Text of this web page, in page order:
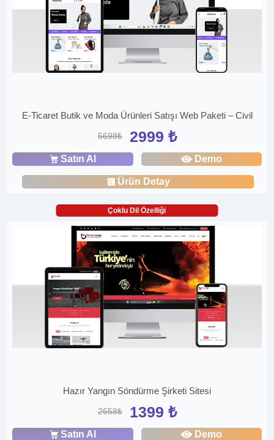
E-Ticaret Butik ve Moda Ürünleri Satışı Web Paketi – Civil
5698₺ 2999 ₺
Satın Al Demo
Ürün Detay
Çoklu Dil Özelliği
Hazır Yangın Söndürme Şirketi Sitesi
2658₺ 1399 ₺
Satın Al Demo